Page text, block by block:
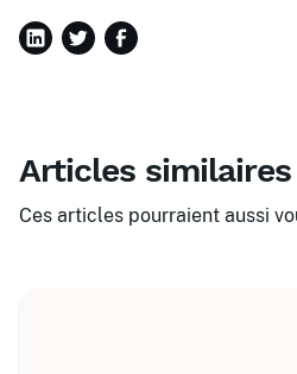
Articles similaires
Ces articles pourraient aussi